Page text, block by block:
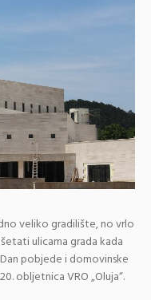
veliko gradilište, no vrlo
ulicama grada kada
pobjede i domovinske
obljetnica VRO „Oluja“.